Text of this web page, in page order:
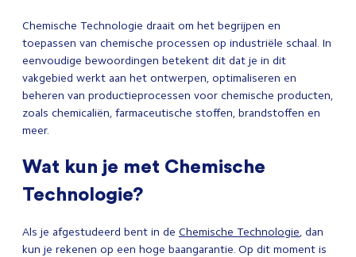
Chemische Technologie draait om het begrijpen en
toepassen van chemische processen op industriële schaal. In
eenvoudige bewoordingen betekent dit dat je in dit
vakgebied werkt aan het ontwerpen, optimaliseren en
beheren van productieprocessen voor chemische producten,
zoals chemicaliën, farmaceutische stoffen, brandstoffen en
meer.
Wat kun je met Chemische
Technologie?
Als je afgestudeerd bent in de Chemische Technologie, dan
kun je rekenen op een hoge baangarantie. Op dit moment is